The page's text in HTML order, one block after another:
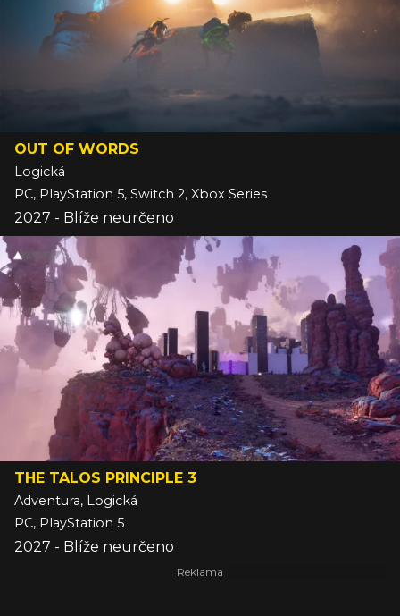
OUT OF WORDS
Logická
PC, PlayStation 5, Switch 2, Xbox Series
2027 - Blíže neurčeno
THE TALOS PRINCIPLE 3
Adventura, Logická
PC, PlayStation 5
2027 - Blíže neurčeno